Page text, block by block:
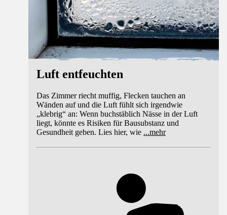
Luft entfeuchten
Das Zimmer riecht muffig, Flecken tauchen an
Wänden auf und die Luft fühlt sich irgendwie
„klebrig“ an: Wenn buchstäblich Nässe in der Luft
liegt, könnte es Risiken für Bausubstanz und
Gesundheit geben. Lies hier, wie ...mehr